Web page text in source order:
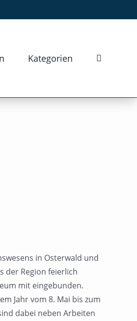
Kategorien
in Osterwald und
der Region feierlich
mit eingebunden.
Jahr vom 8. Mai bis zum
dabei neben Arbeiten